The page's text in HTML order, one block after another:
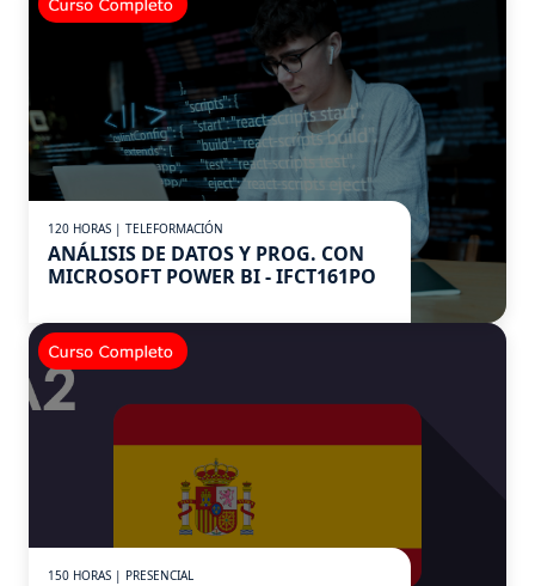
120 HORAS | TELEFORMACIÓN
ANÁLISIS DE DATOS Y PROG. CON
MICROSOFT POWER BI - IFCT161PO
150 HORAS | PRESENCIAL